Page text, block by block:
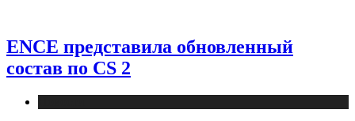
ENCE представила обновленный
состав по CS 2